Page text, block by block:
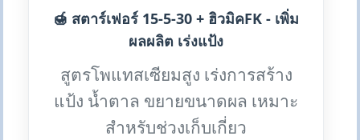
🍯 สตาร์เฟอร์ 15-5-30 + ฮิวมิคFK - เพิ่ม
ผลผลิต เร่งแป้ง
สูตรโพแทสเซียมสูง เร่งการสร้าง
แป้ง น้ำตาล ขยายขนาดผล เหมาะ
สำหรับช่วงเก็บเกี่ยว